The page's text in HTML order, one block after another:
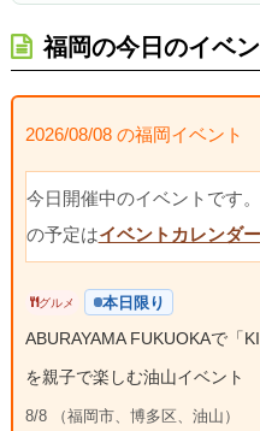
福岡の今日のイベ
2026/08/08 の福岡イベント
今日開催中のイベントです
の予定はイベントカレンダー
グルメ 本日限り
ABURAYAMA FUKUOKAで「
を親子で楽しむ油山イベント
8/8 （福岡市、博多区、油山）